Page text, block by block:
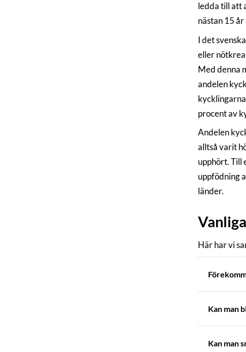
ledda till att
nästan 15
I det
eller
Med denna
andelen
procent av
Andelen
alltså varit
upphört. Till
uppfödning
länder.
Här har vi
Kan man
Kan man